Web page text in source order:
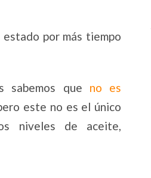
por más tiempo
sabemos que no es
este no es el único
niveles de aceite,